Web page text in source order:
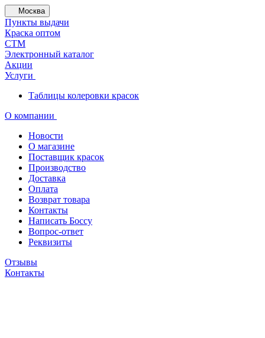
Москва
Пункты выдачи
Краска оптом
СТМ
Электронный каталог
Акции
Услуги
Таблицы колеровки красок
О компании
Новости
О магазине
Поставщик красок
Производство
Доставка
Оплата
Возврат товара
Контакты
Написать Боссу
Вопрос-ответ
Реквизиты
Отзывы
Контакты